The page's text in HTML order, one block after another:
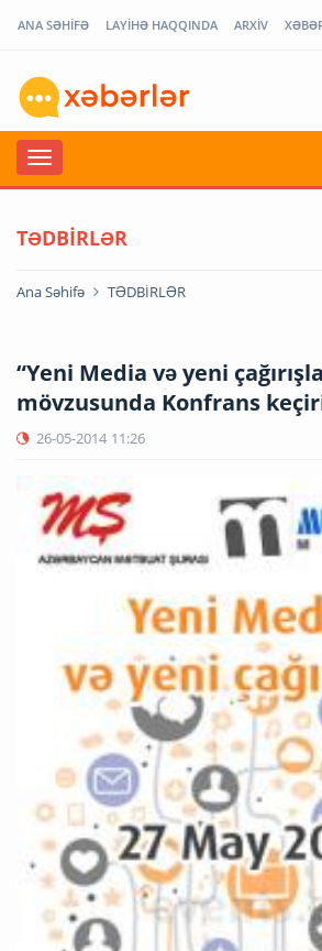
ANA SƏHİFƏ LAYİHƏ HAQQINDA ARXİV
TƏDBİRLƏR
Ana Səhifə TƏDBİRLƏR
“Yeni Media və yeni
mövzusunda Konfrans
26-05-2014 11:26